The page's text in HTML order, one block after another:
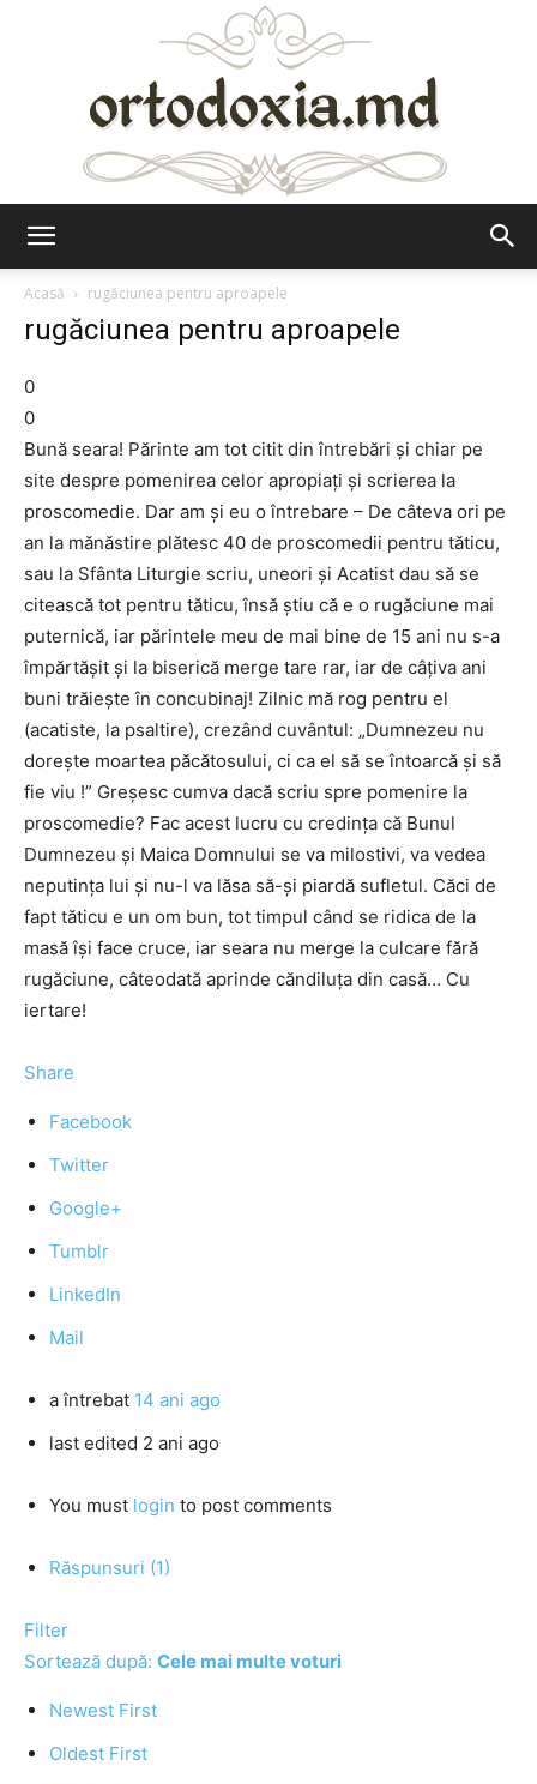
Acasă
rugăciunea pentru aproapele
rugăciunea pentru aproapele
0
0
Bună seara! Părinte am tot citit din întrebări și chiar pe
site despre pomenirea celor apropiați și scrierea la
proscomedie. Dar am și eu o întrebare – De câteva ori pe
an la mănăstire plătesc 40 de proscomedii pentru tăticu,
sau la Sfânta Liturgie scriu, uneori și Acatist dau să se
citească tot pentru tăticu, însă știu că e o rugăciune mai
puternică, iar părintele meu de mai bine de 15 ani nu s-a
împărtășit și la biserică merge tare rar, iar de câțiva ani
buni trăiește în concubinaj! Zilnic mă rog pentru el
(acatiste, la psaltire), crezând cuvântul: „Dumnezeu nu
doreşte moartea păcătosului, ci ca el să se întoarcă şi să
fie viu !” Greșesc cumva dacă scriu spre pomenire la
proscomedie? Fac acest lucru cu credința că Bunul
Dumnezeu și Maica Domnului se va milostivi, va vedea
neputința lui și nu-l va lăsa să-şi piardă sufletul. Căci de
fapt tăticu e un om bun, tot timpul când se ridica de la
masă își face cruce, iar seara nu merge la culcare fără
rugăciune, câteodată aprinde căndiluța din casă… Cu
iertare!
Share
Facebook
Twitter
Google+
Tumblr
LinkedIn
Mail
a întrebat 14 ani ago
last edited 2 ani ago
You must login to post comments
Răspunsuri (1)
Filter
Sortează după: Cele mai multe voturi
Newest First
Oldest First